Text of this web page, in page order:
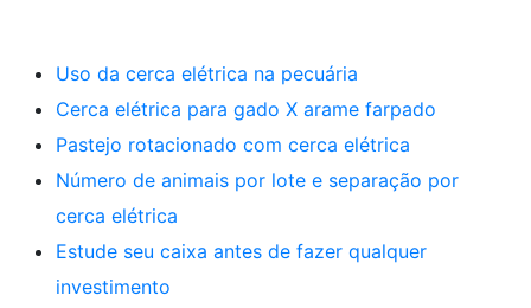
Uso da cerca elétrica na pecuária
Cerca elétrica para gado X arame farpado
Pastejo rotacionado com cerca elétrica
Número de animais por lote e separação por
cerca elétrica
Estude seu caixa antes de fazer qualquer
investimento